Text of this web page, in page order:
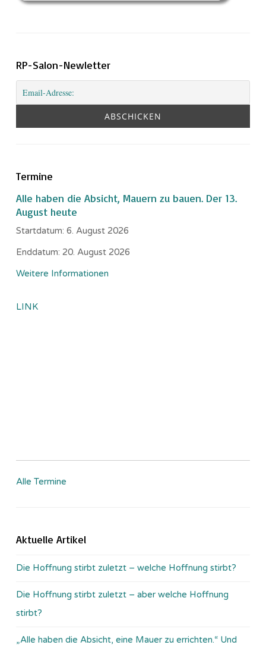
RP-Salon-Newletter
Termine
Alle haben die Absicht, Mauern zu bauen. Der 13.
August heute
Startdatum: 6. August 2026
Enddatum: 20. August 2026
Weitere Informationen
LINK
Alle Termine
Aktuelle Artikel
Die Hoffnung stirbt zuletzt – welche Hoffnung stirbt?
Die Hoffnung stirbt zuletzt – aber welche Hoffnung
stirbt?
„Alle haben die Absicht, eine Mauer zu errichten.“ Und